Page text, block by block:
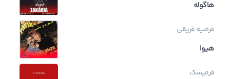
هاگوله
مرضیه فریقی
هیوا
فرمیسک